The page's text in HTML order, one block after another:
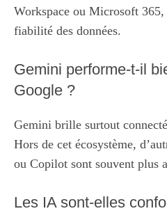
Workspace ou Microsoft
fiabilité des données.
Gemini performe-t-il
Google ?
Gemini brille surtout
Hors de cet écosystème,
ou Copilot sont souvent plus
Les IA sont-elles